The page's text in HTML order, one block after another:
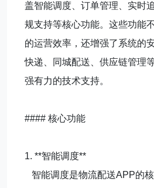
盖智能调度、订单管理、实时
规支持等核心功能。这些功能
的运营效率，还增强了系统的
快递、同城配送、供应链管理
强有力的技术支持。
#### 核心功能
1. **智能调度**
智能调度是物流配送APP的